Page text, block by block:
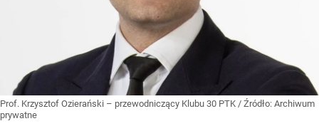
Prof. Krzysztof Ozierański – przewodniczący Klubu 30 PTK / Źródło: Archiwum
prywatne